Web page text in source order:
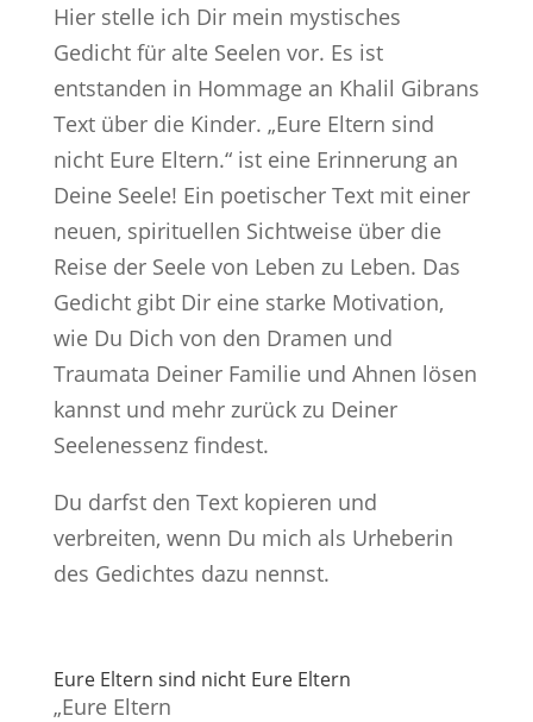
Hier stelle ich Dir mein mystisches
Gedicht für alte Seelen vor. Es ist
entstanden in Hommage an Khalil Gibrans
Text über die Kinder. „Eure Eltern sind
nicht Eure Eltern.“ ist eine Erinnerung an
Deine Seele! Ein poetischer Text mit einer
neuen, spirituellen Sichtweise über die
Reise der Seele von Leben zu Leben. Das
Gedicht gibt Dir eine starke Motivation,
wie Du Dich von den Dramen und
Traumata Deiner Familie und Ahnen lösen
kannst und mehr zurück zu Deiner
Seelenessenz findest.
Du darfst den Text kopieren und
verbreiten, wenn Du mich als Urheberin
des Gedichtes dazu nennst.
Eure Eltern sind nicht Eure Eltern
„Eure Eltern